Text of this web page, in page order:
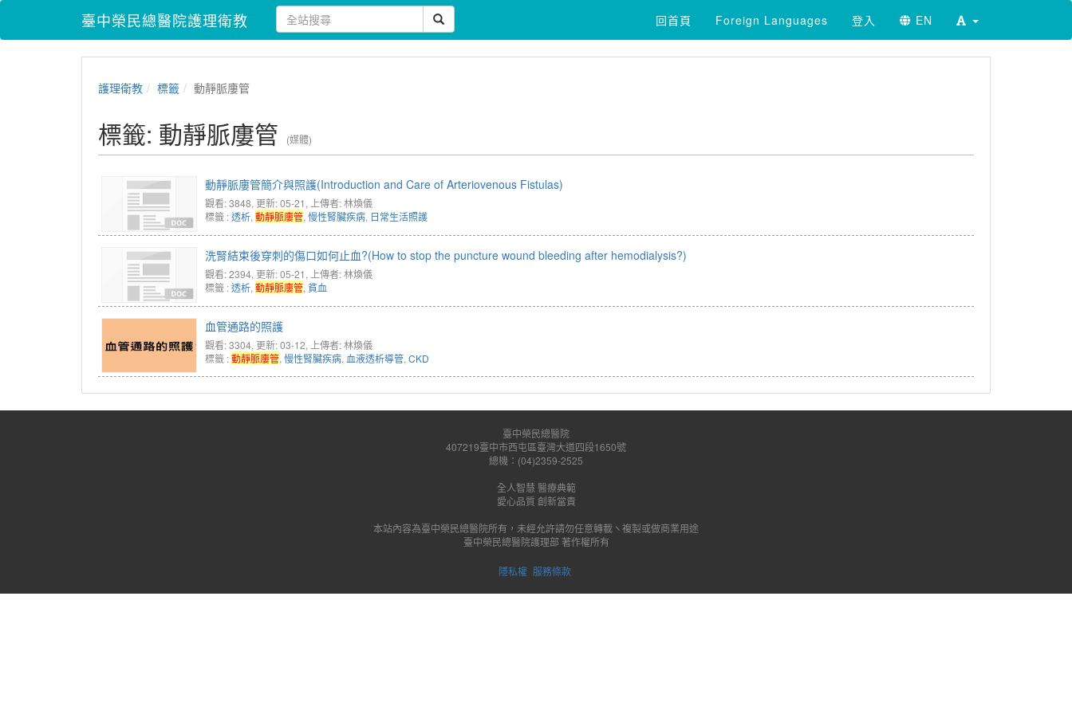
臺中榮民總醫院護理衛教 回首頁 Foreign Languages 登入 EN
護理衛教 標籤 動靜脈廔管
標籤: 動靜脈廔管 (媒體)
動靜脈廔管簡介與照護(Introduction and Care of Arteriovenous Fistulas)
觀看: 3848, 更新: 05-21, 上傳者: 林煥儀
標籤 :透析, 動靜脈廔管, 慢性腎臟疾病, 日常生活照護
洗腎結束後穿刺的傷口如何止血?(How to stop the puncture wound bleeding after hemodialysis?)
觀看: 2394, 更新: 05-21, 上傳者: 林煥儀
標籤 :透析, 動靜脈廔管, 貧血
血管通路的照護
觀看: 3304, 更新: 03-12, 上傳者: 林煥儀
標籤 :動靜脈廔管, 慢性腎臟疾病, 血液透析導管, CKD
臺中榮民總醫院
407219臺中市西屯區臺灣大道四段1650號
總機：(04)2359-2525
全人智慧 醫療典範
愛心品質 創新當責
本站內容為臺中榮民總醫院所有，未經允許請勿任意轉載ヽ複製或做商業用途
臺中榮民總醫院護理部 著作權所有
隱私權 服務條款